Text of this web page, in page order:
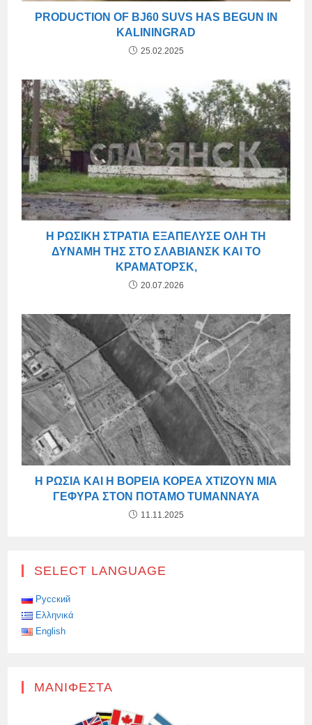
PRODUCTION OF BJ60 SUVS HAS BEGUN IN
KALININGRAD
25.02.2025
Η ΡΩΣΙΚΉ ΣΤΡΑΤΙΆ ΕΞΑΠΈΛΥΣΕ ΌΛΗ ΤΗ
ΔΎΝΑΜΉ ΤΗΣ ΣΤΟ ΣΛΑΒΙΆΝΣΚ ΚΑΙ ΤΟ
ΚΡΑΜΑΤΌΡΣΚ,
20.07.2026
Η ΡΩΣΊΑ ΚΑΙ Η ΒΌΡΕΙΑ ΚΟΡΈΑ ΧΤΊΖΟΥΝ ΜΙΑ
ΓΈΦΥΡΑ ΣΤΟΝ ΠΟΤΑΜΌ TUMANNAYA
11.11.2025
SELECT LANGUAGE
Русский
Ελληνικά
English
ΜΑΝΙΦΈΣΤΑ